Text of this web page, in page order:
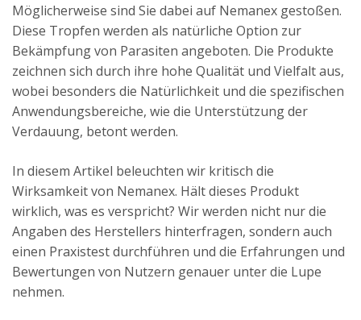
Möglicherweise sind Sie dabei auf Nemanex gestoßen.
Diese Tropfen werden als natürliche Option zur
Bekämpfung von Parasiten angeboten. Die Produkte
zeichnen sich durch ihre hohe Qualität und Vielfalt aus,
wobei besonders die Natürlichkeit und die spezifischen
Anwendungsbereiche, wie die Unterstützung der
Verdauung, betont werden.
In diesem Artikel beleuchten wir kritisch die
Wirksamkeit von Nemanex. Hält dieses Produkt
wirklich, was es verspricht? Wir werden nicht nur die
Angaben des Herstellers hinterfragen, sondern auch
einen Praxistest durchführen und die Erfahrungen und
Bewertungen von Nutzern genauer unter die Lupe
nehmen.